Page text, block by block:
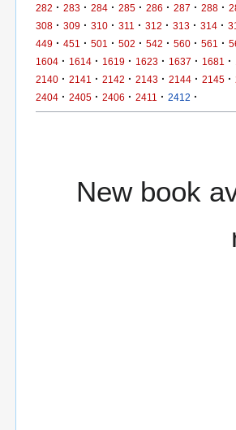
282 · 283 · 284 · 285 · 286 · 287 · 288 ·
308 · 309 · 310 · 311 · 312 · 313 · 314 ·
449 · 451 · 501 · 502 · 542 · 560 · 561 ·
1604 · 1614 · 1619 · 1623 · 1637 · 1681 ·
2140 · 2141 · 2142 · 2143 · 2144 · 2145 ·
2404 · 2405 · 2406 · 2411 · 2412 ·
New book